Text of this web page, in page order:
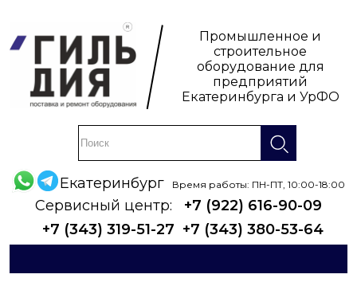
Промышленное и
строительное
оборудование для
предприятий
Екатеринбурга и УрФО
Екатеринбург Время работы: ПН-ПТ, 10:00-18:00
Сервисный центр:
+7 (922) 616-90-09
+7 (343) 319-51-27 +7 (343) 380-53-64